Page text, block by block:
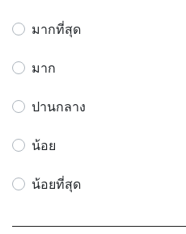
มากที่สุด
มาก
ปานกลาง
น้อย
น้อยที่สุด